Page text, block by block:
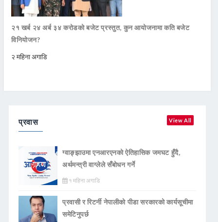
२१ खर्ब २४ अर्ब ३४ करोडको बजेट प्रस्तुत, कुन आयोजनामा कति बजेट
विनियोजन?
२ महिना अगाडि
प्रवास View All
ग्वाङ्झाउमा एनआरएनको ऐतिहासिक जमघट हुँदै,
अर्थमन्त्री वाग्लेले सँबोधन गर्ने
१ महिना अगाडि
प्रवासी र रिटर्नी नेपालीको पीडा सरकारको कार्यसूचीमा
समेटिनुपर्छ